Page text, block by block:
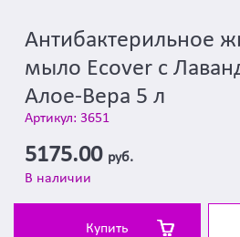
Антибактерильное
мыло Ecover с
Алое-Вера 5 л
Артикул: 3651
5175.00 руб.
В наличии
Купить